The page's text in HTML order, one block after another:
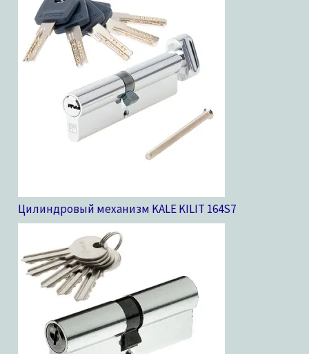
Цилиндровый механизм KALE KILIT 164S7